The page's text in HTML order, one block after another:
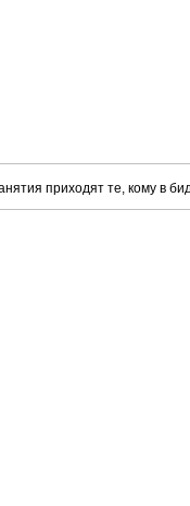
приходят те, кому в